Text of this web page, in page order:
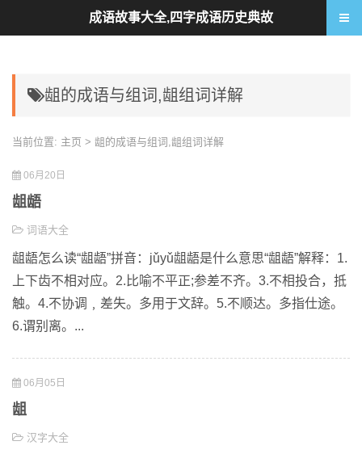
龃的成语与组词,龃组词详解
当前位置: 主页 > 龃的成语与组词,龃组词详解
06月20日
龃龉
词语大全
龃龉怎么读“龃龉”拼音：jǔyǔ龃龉是什么意思“龃龉”解释：1.
上下齿不相对应。2.比喻不平正;参差不齐。3.不相投合，抵
触。4.不协调﹐差失。多用于文辞。5.不顺达。多指仕途。
6.谓别离。...
06月05日
龃
汉字大全
成语故事大全,四字成语历史典故